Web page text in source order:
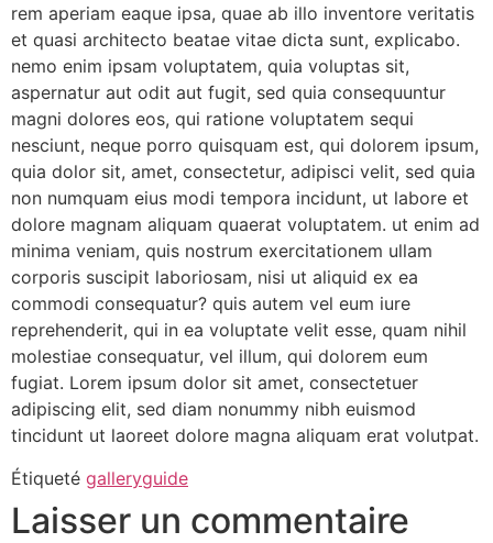
rem aperiam eaque ipsa, quae ab illo inventore veritatis
et quasi architecto beatae vitae dicta sunt, explicabo.
nemo enim ipsam voluptatem, quia voluptas sit,
aspernatur aut odit aut fugit, sed quia consequuntur
magni dolores eos, qui ratione voluptatem sequi
nesciunt, neque porro quisquam est, qui dolorem ipsum,
quia dolor sit, amet, consectetur, adipisci velit, sed quia
non numquam eius modi tempora incidunt, ut labore et
dolore magnam aliquam quaerat voluptatem. ut enim ad
minima veniam, quis nostrum exercitationem ullam
corporis suscipit laboriosam, nisi ut aliquid ex ea
commodi consequatur? quis autem vel eum iure
reprehenderit, qui in ea voluptate velit esse, quam nihil
molestiae consequatur, vel illum, qui dolorem eum
fugiat. Lorem ipsum dolor sit amet, consectetuer
adipiscing elit, sed diam nonummy nibh euismod
tincidunt ut laoreet dolore magna aliquam erat volutpat.
Étiqueté galleryguide
Laisser un commentaire